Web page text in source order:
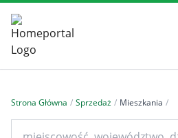
Strona Główna / Sprzedaż / Mieszkania /